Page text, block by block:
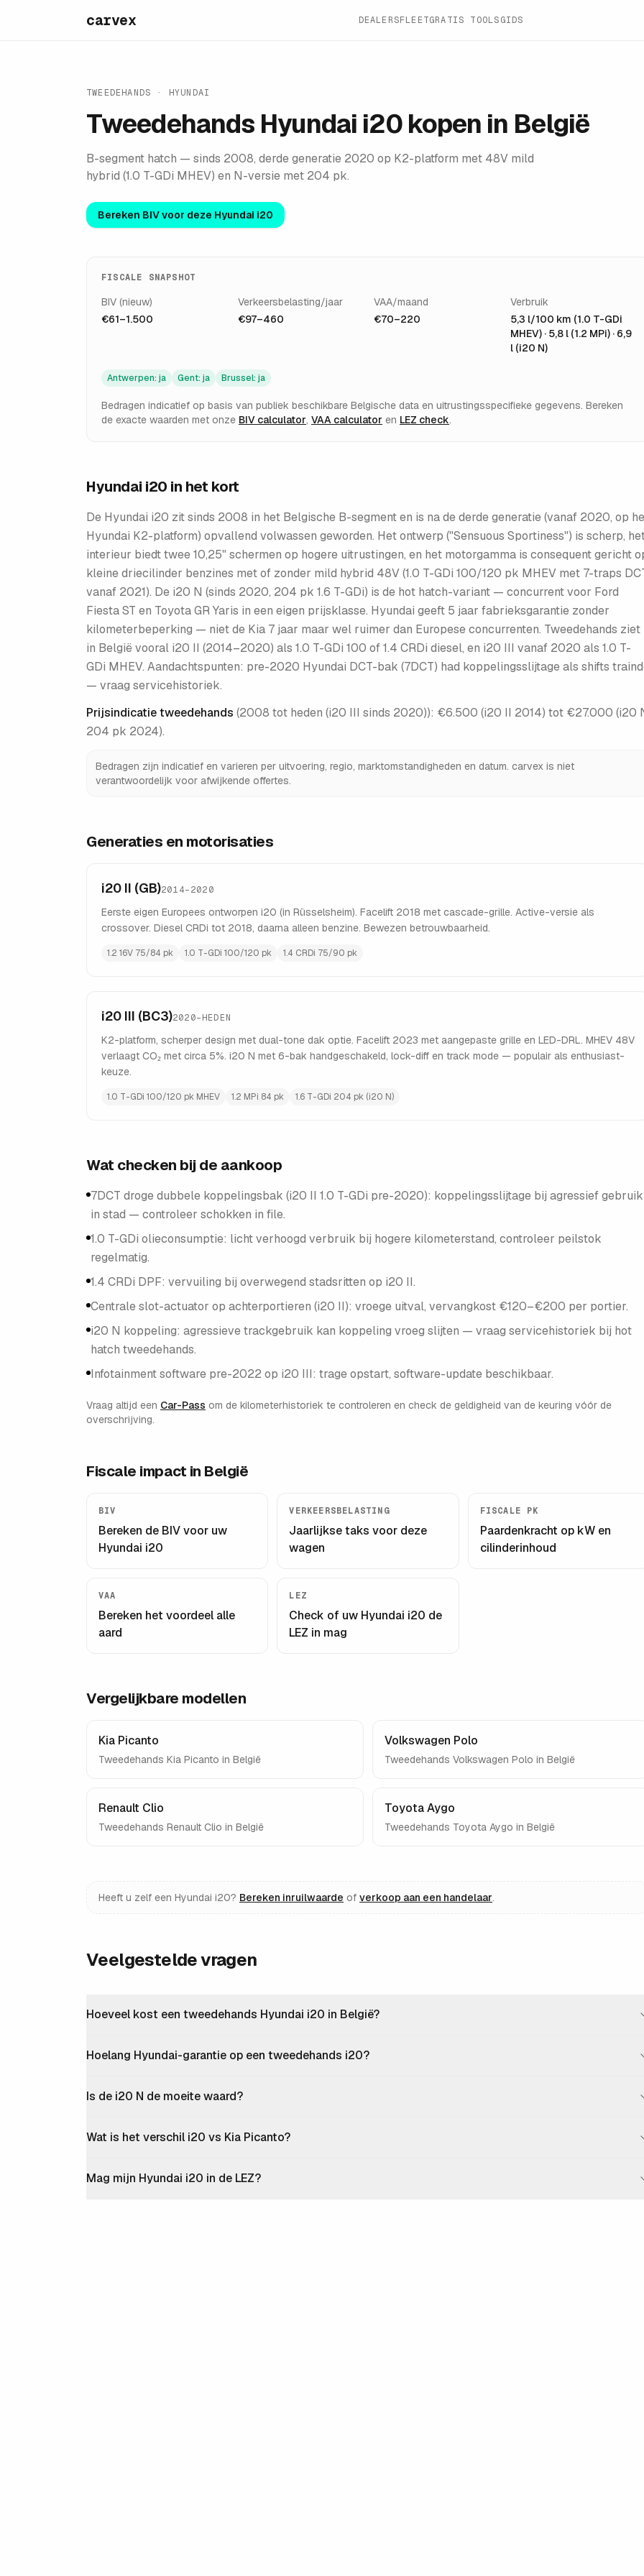
carvex DEALERSFLEETGRATIS TOOLSGIDS
TWEEDEHANDS · HYUNDAI
Tweedehands Hyundai i20kopen in België
B-segment hatch — sinds 2008, derde generatie 2020 op K2-platform met 48V mild
hybrid (1.0 T-GDi MHEV) en N-versie met 204 pk.
Bereken BIV voor deze Hyundai i20
FISCALE SNAPSHOT
BIV (nieuw)
€61–1.500
Verkeersbelasting/jaar
€97–460
VAA/maand
€70–220
Verbruik
5,3 l/100 km (1.0 T-GDi
MHEV) · 5,8 l (1.2 MPi) · 6,9
l (i20 N)
Antwerpen: ja Gent: ja Brussel: ja
Bedragen indicatief op basis van publiek beschikbare Belgische data en uitrustingsspecifieke gegevens. Bereken
de exacte waarden met onze BIV calculator, VAA calculator en LEZ check.
Hyundai i20 in het kort
De Hyundai i20 zit sinds 2008 in het Belgische B-segment en is na de derde generatie (vanaf 2020, op
Hyundai K2-platform) opvallend volwassen geworden. Het ontwerp ("Sensuous Sportiness") is scherp,
interieur biedt twee 10,25" schermen op hogere uitrustingen, en het motorgamma is consequent gericht
kleine driecilinder benzines met of zonder mild hybrid 48V (1.0 T-GDi 100/120 pk MHEV met 7-traps
vanaf 2021). De i20 N (sinds 2020, 204 pk 1.6 T-GDi) is de hot hatch-variant — concurrent voor Ford
Fiesta ST en Toyota GR Yaris in een eigen prijsklasse. Hyundai geeft 5 jaar fabrieksgarantie zonder
kilometerbeperking — niet de Kia 7 jaar maar wel ruimer dan Europese concurrenten. Tweedehands ziet
in België vooral i20 II (2014–2020) als 1.0 T-GDi 100 of 1.4 CRDi diesel, en i20 III vanaf 2020 als 1.0 T-
GDi MHEV. Aandachtspunten: pre-2020 Hyundai DCT-bak (7DCT) had koppelingsslijtage als shifts
— vraag servicehistoriek.
Prijsindicatie tweedehands (2008 tot heden (i20 III sinds 2020)): €6.500 (i20 II 2014) tot €27.000 (i20
204 pk 2024).
Bedragen zijn indicatief en varieren per uitvoering, regio, marktomstandigheden en datum. carvex is niet
verantwoordelijk voor afwijkende offertes.
Generaties en motorisaties
i20 II (GB)2014–2020
Eerste eigen Europees ontworpen i20 (in Rüsselsheim). Facelift 2018 met cascade-grille. Active-versie als
crossover. Diesel CRDi tot 2018, daarna alleen benzine. Bewezen betrouwbaarheid.
1.2 16V 75/84 pk 1.0 T-GDi 100/120 pk 1.4 CRDi 75/90 pk
i20 III (BC3)2020–HEDEN
K2-platform, scherper design met dual-tone dak optie. Facelift 2023 met aangepaste grille en LED-DRL. MHEV 48V
verlaagt CO₂ met circa 5%. i20 N met 6-bak handgeschakeld, lock-diff en track mode — populair als enthusiast-
keuze.
1.0 T-GDi 100/120 pk MHEV 1.2 MPi 84 pk 1.6 T-GDi 204 pk (i20 N)
Wat checken bij de aankoop
7DCT droge dubbele koppelingsbak (i20 II 1.0 T-GDi pre-2020): koppelingsslijtage bij agressief gebruik
in stad — controleer schokken in file.
1.0 T-GDi olieconsumptie: licht verhoogd verbruik bij hogere kilometerstand, controleer peilstok
regelmatig.
1.4 CRDi DPF: vervuiling bij overwegend stadsritten op i20 II.
Centrale slot-actuator op achterportieren (i20 II): vroege uitval, vervangkost €120–€200 per portier.
i20 N koppeling: agressieve trackgebruik kan koppeling vroeg slijten — vraag servicehistoriek bij hot
hatch tweedehands.
Infotainment software pre-2022 op i20 III: trage opstart, software-update beschikbaar.
Vraag altijd een Car-Pass om de kilometerhistoriek te controleren en check de geldigheid van de keuring vóór de
overschrijving.
Fiscale impact in België
BIV
Bereken de BIV voor uw
Hyundai i20
VERKEERSBELASTING
Jaarlijkse taks voor deze
wagen
FISCALE PK
Paardenkracht op kW en
cilinderinhoud
VAA
Bereken het voordeel alle
aard
LEZ
Check of uw Hyundai i20 de
LEZ in mag
Vergelijkbare modellen
Kia Picanto
Tweedehands Kia Picanto in België
Volkswagen Polo
Tweedehands Volkswagen Polo in België
Renault Clio
Tweedehands Renault Clio in België
Toyota Aygo
Tweedehands Toyota Aygo in België
Heeft u zelf een Hyundai i20? Bereken inruilwaarde of verkoop aan een handelaar.
Veelgestelde vragen
Hoeveel kost een tweedehands Hyundai i20 in België?
Hoelang Hyundai-garantie op een tweedehands i20?
Is de i20 N de moeite waard?
Wat is het verschil i20 vs Kia Picanto?
Mag mijn Hyundai i20 in de LEZ?